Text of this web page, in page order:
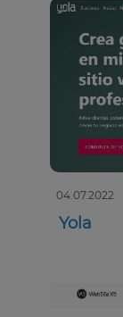
04.07.2022
Yola